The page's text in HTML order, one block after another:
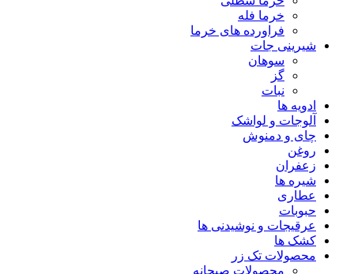
خرما فله
فراورده های خرما
شیرینی جات
سوهان
گز
نبات
ادویه ها
آلوجات و لواشک
چای و دمنوش
روغن
زعفران
شیره ها
عطاری
حبوبات
عرقیجات و نوشیدنی ها
کشک ها
محصولات تک زر
محصولات صبحانه